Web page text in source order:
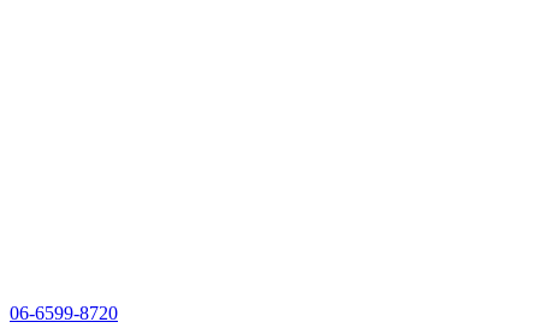
06-6599-8720